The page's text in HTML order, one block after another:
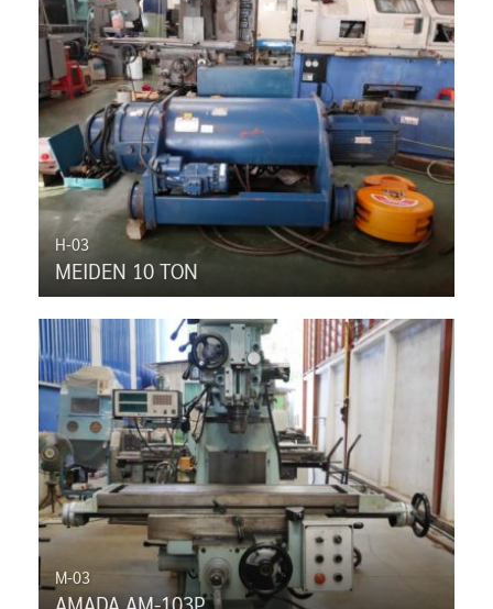
H-03
MEIDEN 10 TON
M-03
AMADA AM-103P